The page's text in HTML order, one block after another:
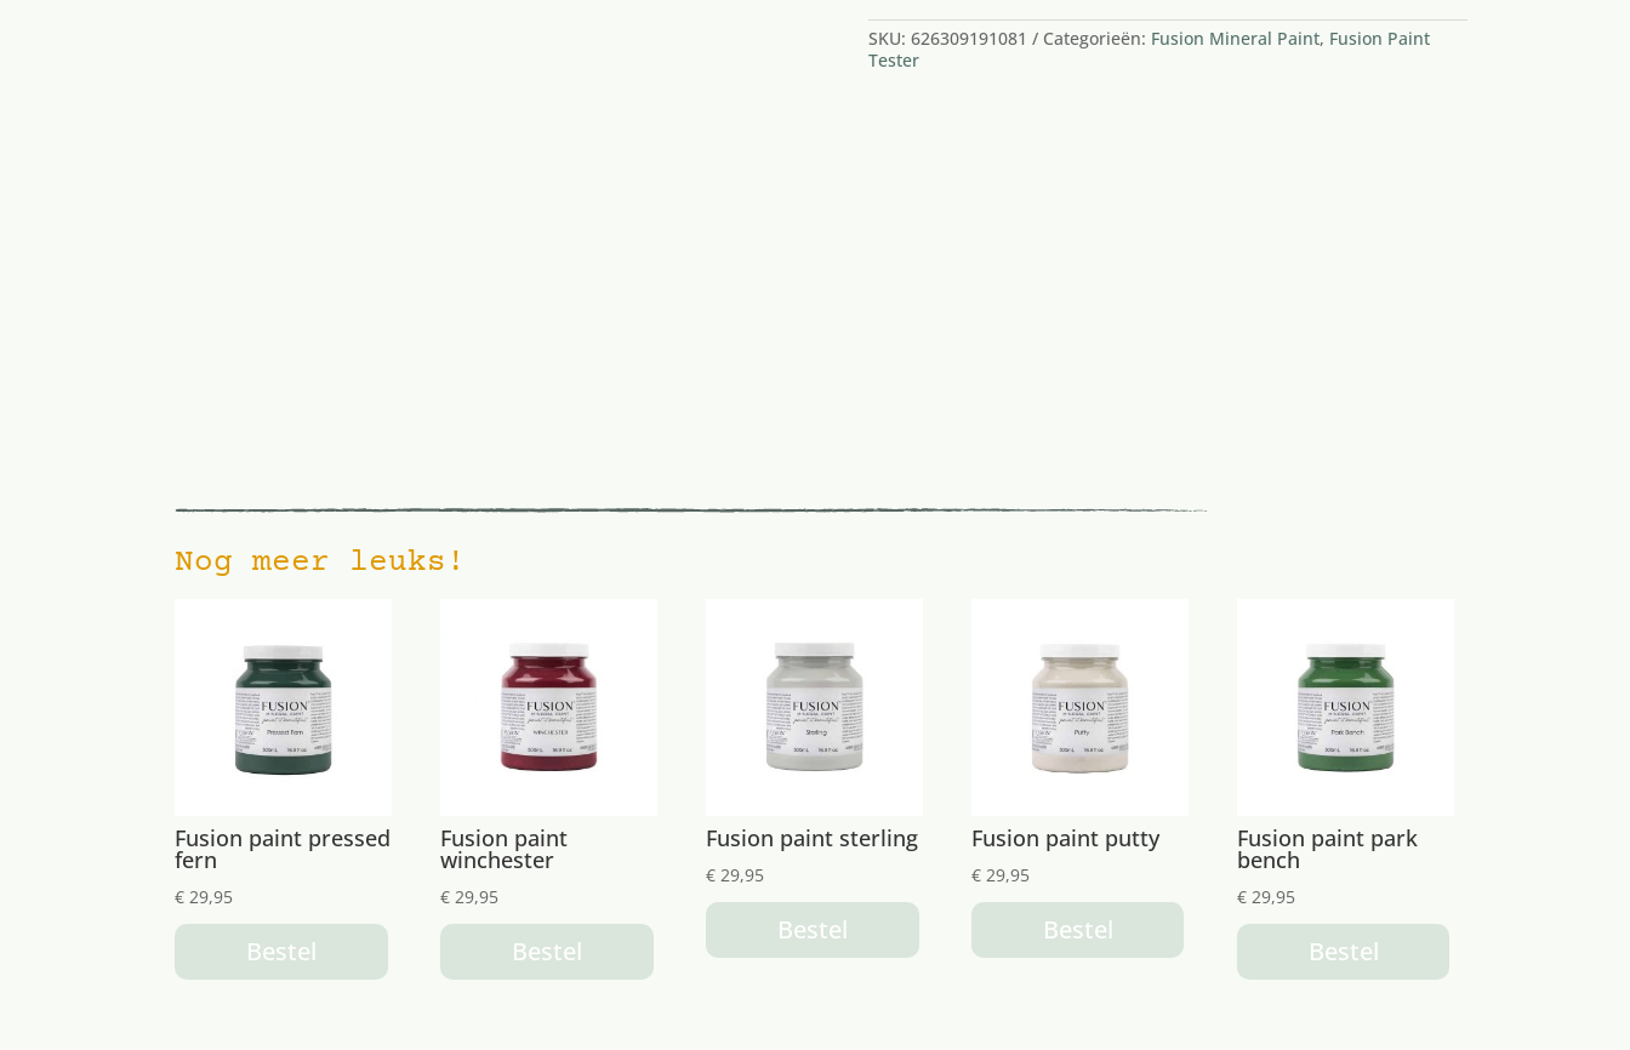
SKU: 626309191081 Categorieën: Fusion Mineral Paint, Fusion Paint
Tester
Nog meer leuks!
Fusion paint pressed
fern
€ 29,95
Bestel
Fusion paint
winchester
€ 29,95
Bestel
Fusion paint sterling
€ 29,95
Bestel
Fusion paint putty
€ 29,95
Bestel
Fusion paint park
bench
€ 29,95
Bestel